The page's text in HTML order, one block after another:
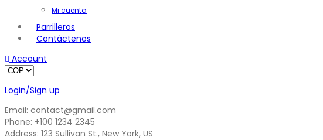
Mi cuenta
Parrilleros
Contáctenos
Account
Login/Sign up
Email: contact@gmail.com
Phone: +100 1234 2345
Address: 123 Sullivan St., New York, US